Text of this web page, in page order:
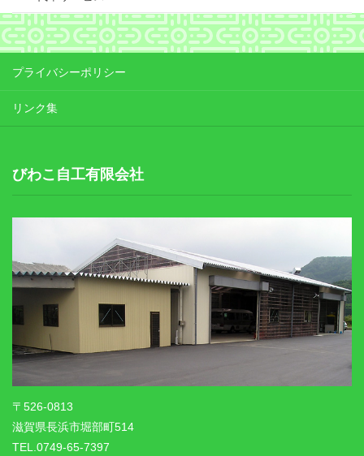
プライバシーポリシー
リンク集
びわこ自工有限会社
〒526-0813
滋賀県長浜市堀部町514
TEL.0749-65-7397